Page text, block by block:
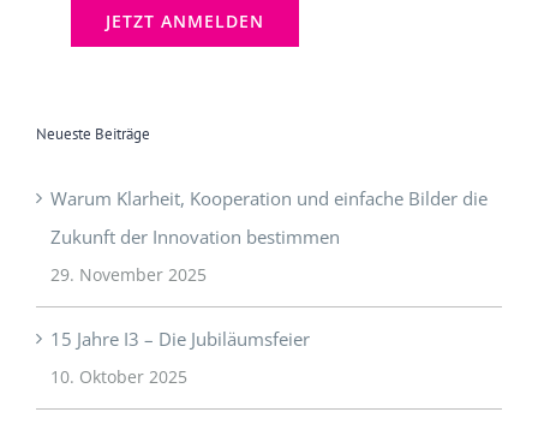
Neueste Beiträge
Warum Klarheit, Kooperation und einfache Bilder die
Zukunft der Innovation bestimmen
29. November 2025
15 Jahre I3 – Die Jubiläumsfeier
10. Oktober 2025